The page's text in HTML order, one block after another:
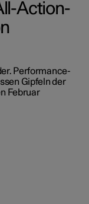
Action-
Performance-
Gipfeln der
Februar